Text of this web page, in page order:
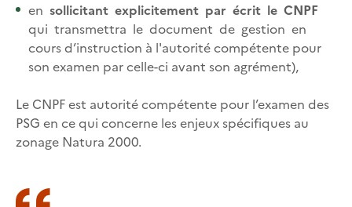
en sollicitant explicitement par écrit le CNPF
qui transmettra le document de gestion en
cours d’instruction à l'autorité compétente pour
son examen par celle-ci avant son agrément),
Le CNPF est autorité compétente pour l’examen des
PSG en ce qui concerne les enjeux spécifiques au
zonage Natura 2000.